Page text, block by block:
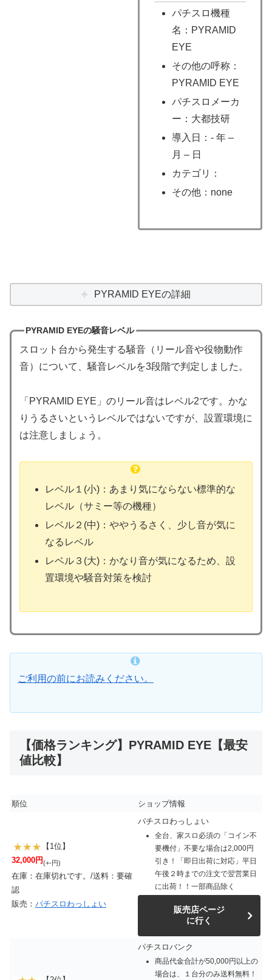
パチスロ機種
名：PYRAMID
EYE
その他の呼称：
PYRAMID EYE
パチスロメーカ
ー：大都技研
導入日：- 年 –
月 – 日
カテゴリ：
その他：none
PYRAMID EYEの詳細
PYRAMID EYEの騒音レベル
スロット台から発生する騒音（リール音や役物動作
音）について、騒音レベルを3段階で判定しました。
「PYRAMID EYE」のリール音はレベル2です。かな
りうるさいというレベルではないですが、設置環境に
は注意しましょう。
レベル１(小)：あまり気にならない標準的な
レベル（サミー等の機種）
レベル２(中)：ややうるさく、少し音が気に
なるレベル
レベル３(大)：かなり音が気になるため、設
置環境や騒音対策を検討
ご利用の前にお読みください。
【価格ランキング】PYRAMID EYE【最安
値比較】
順位 ショップ情報
【1位】
32,000円(+-円)
在庫：在庫切れです。/送料：要確
認
販売： パチスロわっしょい
パチスロわっしょい
全台、家スロ必須の「コイン不
要機付」不要な場合は2,000円
引き！「即日出荷に対応」平日
午後２時までの注文で翌営業日
に出荷！！一部商品除く
販売店ページ
に行く
パチスロバンク
商品代金合計が50,000円以上の
場合は、１台分のみ送料無料！